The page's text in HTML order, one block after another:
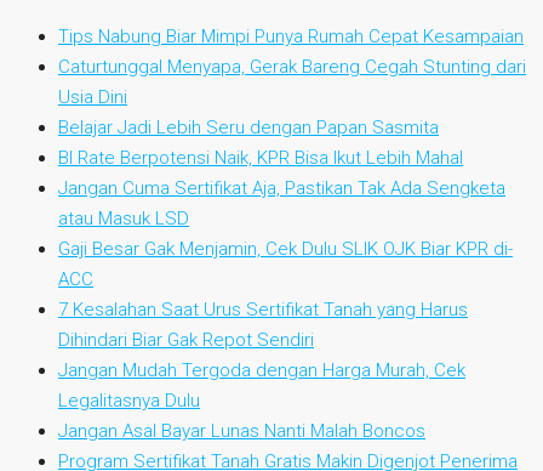
Tips Nabung Biar Mimpi Punya Rumah Cepat Kesampaian
Caturtunggal Menyapa, Gerak Bareng Cegah Stunting dari
Usia Dini
Belajar Jadi Lebih Seru dengan Papan Sasmita
BI Rate Berpotensi Naik, KPR Bisa Ikut Lebih Mahal
Jangan Cuma Sertifikat Aja, Pastikan Tak Ada Sengketa
atau Masuk LSD
Gaji Besar Gak Menjamin, Cek Dulu SLIK OJK Biar KPR di-
ACC
7 Kesalahan Saat Urus Sertifikat Tanah yang Harus
Dihindari Biar Gak Repot Sendiri
Jangan Mudah Tergoda dengan Harga Murah, Cek
Legalitasnya Dulu
Jangan Asal Bayar Lunas Nanti Malah Boncos
Program Sertifikat Tanah Gratis Makin Digenjot Penerima